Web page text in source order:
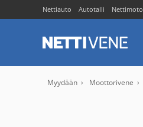
Nettiauto Autotalli Nettimoto
Myydään Moottorivene